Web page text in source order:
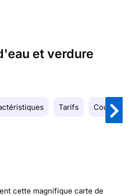
et verdure
Tarifs Couleurs
cette magnifique carte de